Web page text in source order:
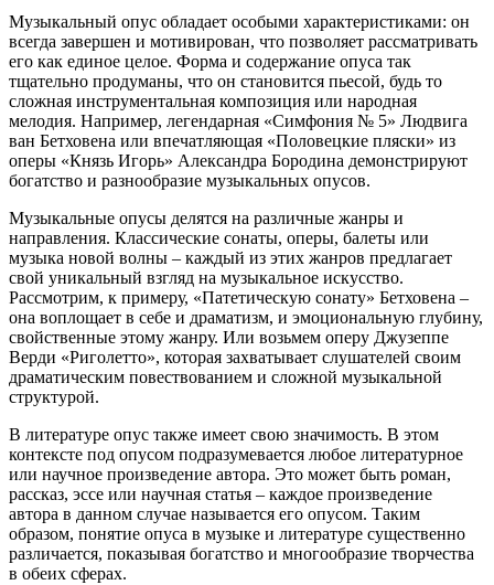
Музыкальный опус обладает особыми характеристиками: он
всегда завершен и мотивирован, что позволяет рассматривать
его как единое целое. Форма и содержание опуса так
тщательно продуманы, что он становится пьесой, будь то
сложная инструментальная композиция или народная
мелодия. Например, легендарная «Симфония № 5» Людвига
ван Бетховена или впечатляющая «Половецкие пляски» из
оперы «Князь Игорь» Александра Бородина демонстрируют
богатство и разнообразие музыкальных опусов.
Музыкальные опусы делятся на различные жанры и
направления. Классические сонаты, оперы, балеты или
музыка новой волны – каждый из этих жанров предлагает
свой уникальный взгляд на музыкальное искусство.
Рассмотрим, к примеру, «Патетическую сонату» Бетховена –
она воплощает в себе и драматизм, и эмоциональную глубину,
свойственные этому жанру. Или возьмем оперу Джузеппе
Верди «Риголетто», которая захватывает слушателей своим
драматическим повествованием и сложной музыкальной
структурой.
В литературе опус также имеет свою значимость. В этом
контексте под опусом подразумевается любое литературное
или научное произведение автора. Это может быть роман,
рассказ, эссе или научная статья – каждое произведение
автора в данном случае называется его опусом. Таким
образом, понятие опуса в музыке и литературе существенно
различается, показывая богатство и многообразие творчества
в обеих сферах.